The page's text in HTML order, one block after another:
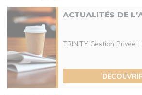
ACTUALITÉS DE
TRINITY Gestion Privée